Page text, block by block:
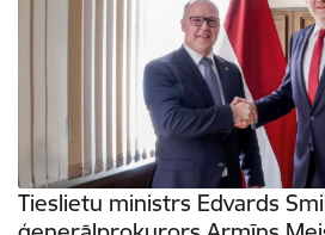
Tieslietu ministrs Edvards